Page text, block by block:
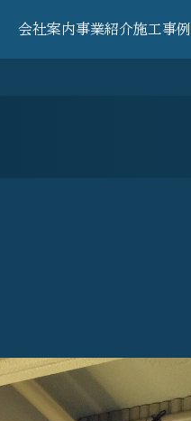
会社案内事業紹介施工事例